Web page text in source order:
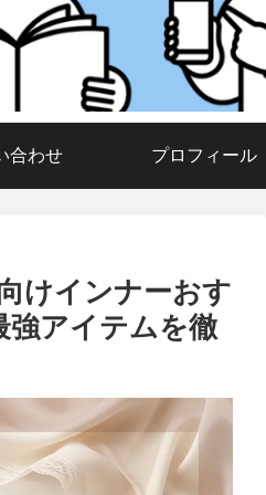
合わせ プロフィール
けインナーおす
強アイテムを徹